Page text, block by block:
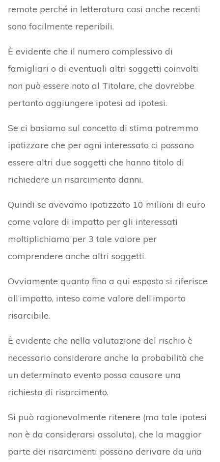
remote perché in letteratura casi anche recenti
sono facilmente reperibili.
È evidente che il numero complessivo di
famigliari o di eventuali altri soggetti coinvolti
non può essere noto al Titolare, che dovrebbe
pertanto aggiungere ipotesi ad ipotesi.
Se ci basiamo sul concetto di stima potremmo
ipotizzare che per ogni interessato ci possano
essere altri due soggetti che hanno titolo di
richiedere un risarcimento danni.
Quindi se avevamo ipotizzato 10 milioni di euro
come valore di impatto per gli interessati
moltiplichiamo per 3 tale valore per
comprendere anche altri soggetti.
Ovviamente quanto fino a qui esposto si riferisce
all’impatto, inteso come valore dell’importo
risarcibile.
È evidente che nella valutazione del rischio è
necessario considerare anche la probabilità che
un determinato evento possa causare una
richiesta di risarcimento.
Si può ragionevolmente ritenere (ma tale ipotesi
non è da considerarsi assoluta), che la maggior
parte dei risarcimenti possano derivare da una